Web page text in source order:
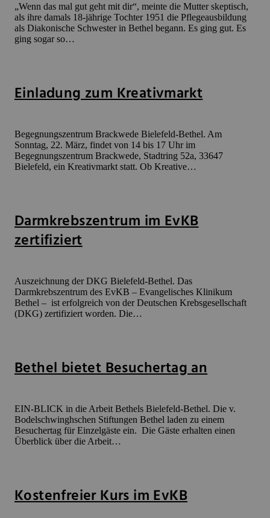
„Wenn das mal gut geht mit dir“, meinte die Mutter skeptisch,
als ihre damals 18-jährige Tochter 1951 die Pflegeausbildung
als Diakonische Schwester in Bethel begann. Es ging gut. Es
ging sogar so…
Einladung zum Kreativmarkt
Begegnungszentrum Brackwede Bielefeld-Bethel. Am
Sonntag, 22. März, findet von 14 bis 17 Uhr im
Begegnungszentrum Brackwede, Stadtring 52a, 33647
Bielefeld, ein Kreativmarkt statt. Ob Kreative…
Darmkrebszentrum im EvKB
zertifiziert
Auszeichnung der DKG Bielefeld-Bethel. Das
Darmkrebszentrum des EvKB – Evangelisches Klinikum
Bethel – ist erfolgreich von der Deutschen Krebsgesellschaft
(DKG) zertifiziert worden. Die…
Bethel bietet Besuchertag an
EIN-BLICK in die Arbeit Bethels Bielefeld-Bethel. Die v.
Bodelschwinghschen Stiftungen Bethel laden zu einem
Besuchertag für Einzelgäste ein. Die Gäste erhalten einen
Überblick über die Arbeit…
Kostenfreier Kurs im EvKB